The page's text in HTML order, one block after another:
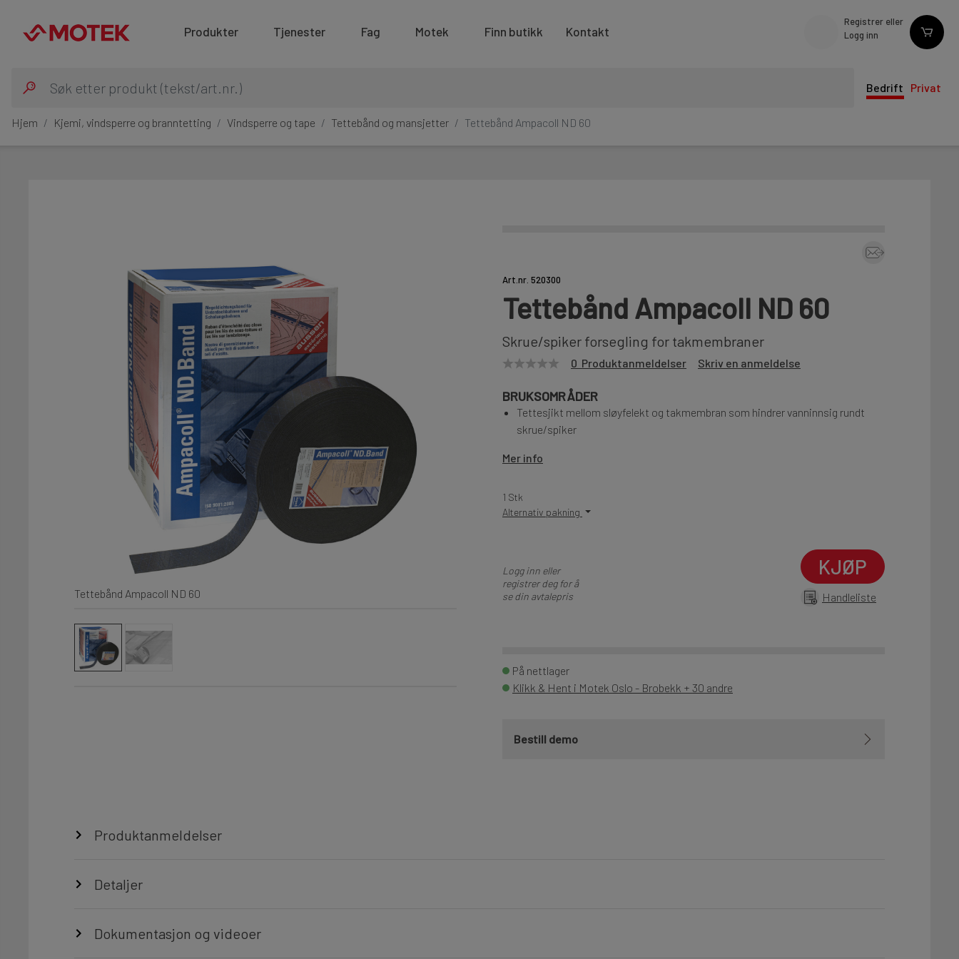
Produkter Tjenester Fag Motek Finn butikk Kontakt
Registrer eller
Logg inn
Bedrift Privat
Hjem Kjemi, vindsperre og branntetting Vindsperre og tape Tettebånd og mansjetter Tettebånd Ampacoll ND 60
Tettebånd Ampacoll ND 60
Art.nr. 520300
Tettebånd Ampacoll ND 60
Skrue/spiker forsegling for takmembraner
0 Produktanmeldelser Skriv en anmeldelse
BRUKSOMRÅDER
Tettesjikt mellom sløyfelekt og takmembran som hindrer vanninnsig rundt
skrue/spiker
Mer info
1 Stk
Alternativ pakning
Logg inn eller
registrer deg for å
se din avtalepris
KJØP
Handleliste
På nettlager
Klikk & Hent i Motek Oslo - Brobekk + 30 andre
Bestill demo
Produktanmeldelser
Detaljer
Dokumentasjon og videoer